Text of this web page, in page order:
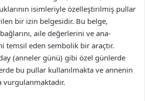
isimleriyle özelleştirilmiş pullar
bir izin belgesidir. Bu belge,
aile değerlerini ve ana-
temsil eden sembolik bir araçtır.
(anneler günü) gibi özel günlerde
bu pullar kullanılmakta ve annenin
vurgulanmaktadır.